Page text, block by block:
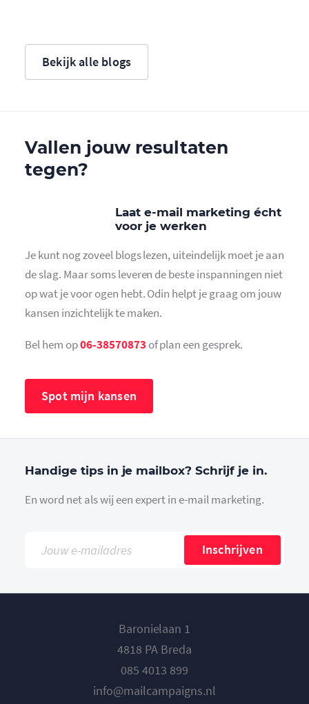
Bekijk alle blogs
Vallen jouw resultaten
tegen?
Laat e-mail marketing écht
voor je werken
Je kunt nog zoveel blogs lezen, uiteindelijk moet je aan
de slag. Maar soms leveren de beste inspanningen niet
op wat je voor ogen hebt. Odin helpt je graag om jouw
kansen inzichtelijk te maken.
Bel hem op06-38570873 of plan een gesprek.
Spot mijn kansen
Handige tips in je mailbox? Schrijf je in.
En word net als wij een expert in e-mail marketing.
Inschrijven
Baronielaan 1
4818 PA Breda
085 4013 899
info@mailcampaigns.nl